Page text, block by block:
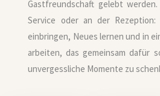
Gastfreundschaft gelebt
Service oder an der
einbringen, Neues lernen und in
arbeiten, das gemeinsam dafür
unvergessliche Momente zu